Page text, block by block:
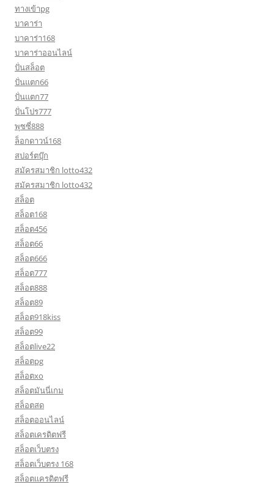
ทางเข้าpg
บาคาร่า
บาคาร่า168
บาคาร่าออนไลน์
ปั่นสล็อต
ปั่นแตก66
ปั่นแตก77
ปั่นโปร777
พุซซี่888
ล็อกดาวน์168
สปอร์ตบุ๊ก
สมัครสมาชิก lotto432
สมัครสมาชิก lotto432
สล็อต
สล็อต168
สล็อต456
สล็อต66
สล็อต666
สล็อต777
สล็อต888
สล็อต89
สล็อต918kiss
สล็อต99
สล็อตlive22
สล็อตpg
สล็อตxo
สล็อตมันนี่เกม
สล็อตสด
สล็อตออนไลน์
สล็อตเครดิตฟรี
สล็อตเว็บตรง
สล็อตเว็บตรง 168
สล็อตเเครดิตฟรี